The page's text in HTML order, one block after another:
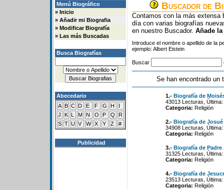
Menú Biográfico
» Inicio
» Añadir mi Biografia
» Modificar Biografía
» Las más Buscadas
Busca Biografías
Abecedario
A B C D E F G H
I
J
K L M N O P Q
R
S T U V W X Y Z #
Publicidad
Buscador de
Contamos con la más extensa
día con varias biografías
en nuestro Buscador. Añade
Introduce el nombre o apellido de la
ejemplo: Albert Eistein
Buscar
Se han encontrado un
1.- Biografía de
43013 Lecturas,
Categoria: Religión
2.- Biografía de Josué
34908 Lecturas,
Categoria: Religión
3.- Biografía de Padre
31325 Lecturas,
Categoria: Religión
4.- Biografía de
23513 Lecturas,
Categoria: Religión